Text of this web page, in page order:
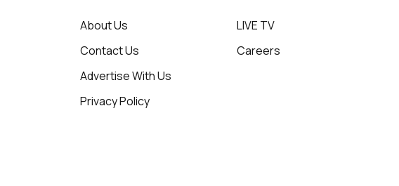
About Us
Contact Us
Advertise With Us
Privacy Policy
LIVE TV
Careers